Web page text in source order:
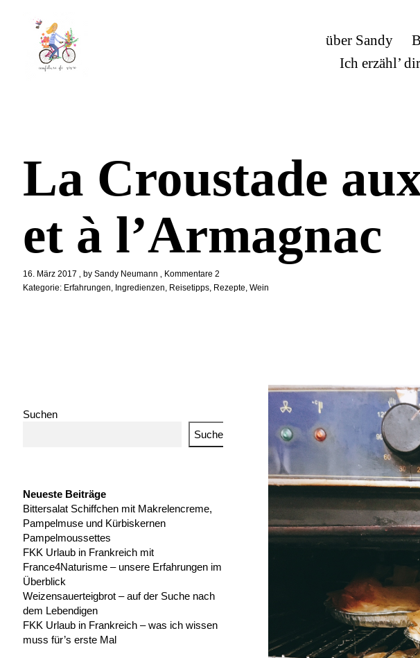
über Sandy
Ich erzähl’
La Croustade
et à l’Armagnac
16. März 2017 by Sandy Neumann
Kommentare 2
Kategorie: Erfahrungen, Ingredienzen, Reisetipps, Rezepte, Wein
Suchen
Suchen
Neueste Beiträge
Bittersalat Schiffchen mit Makrelencreme,
Pampelmuse und Kürbiskernen
Pampelmoussettes
FKK Urlaub in Frankreich mit
France4Naturisme – unsere Erfahrungen im
Überblick
Weizensauerteigbrot – auf der Suche nach
dem Lebendigen
FKK Urlaub in Frankreich – was ich wissen
muss für’s erste Mal